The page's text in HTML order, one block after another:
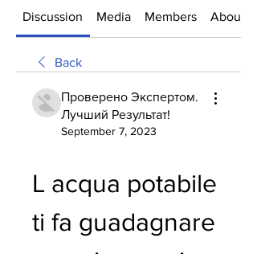
Discussion Media Members About
Back
Проверено Экспертом.
Лучший Результат!
September 7, 2023
L acqua potabile
ti fa guadagnare